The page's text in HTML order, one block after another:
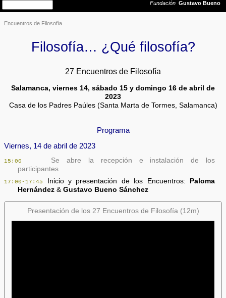
Encuentros de Filosofía
Filosofía… ¿Qué filosofía?
27 Encuentros de Filosofía
Salamanca, viernes 14, sábado 15 y domingo 16 de abril de
2023
Casa de los Padres Paúles (Santa Marta de Tormes, Salamanca)
Programa
Viernes, 14 de abril de 2023
15:00
Se abre la recepción e instalación de los
participantes
17:00-17:45 Inicio y presentación de los Encuentros:
Paloma
Hernández &Gustavo Bueno Sánchez
Presentación de los 27 Encuentros de Filosofía (12m)